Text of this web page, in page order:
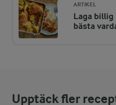
ENERGIDISTRIBUTION %
NÄRINGSVÄRDEN PER
Fett:
54,4 %
16,5 g
ARTIKEL
Laga billig
bästa
Upptäck fler